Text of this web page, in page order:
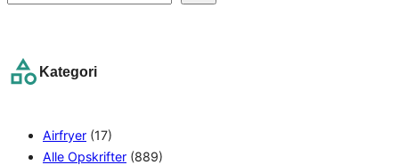
e
c
Kategori
Airfryer (17)
Alle Opskrifter (889)